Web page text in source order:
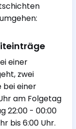
einer
zwei
bei einer
am Folgetag
22:00 - 00:00
bis 6:00 Uhr.